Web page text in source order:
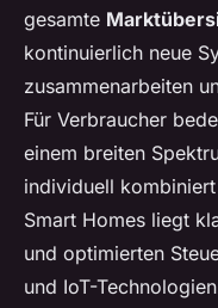
gesamte
kontinuierlich neue
zusammenarbeiten
Für Verbraucher
einem breiten
individuell
Smart Homes liegt
und optimierten
und IoT-